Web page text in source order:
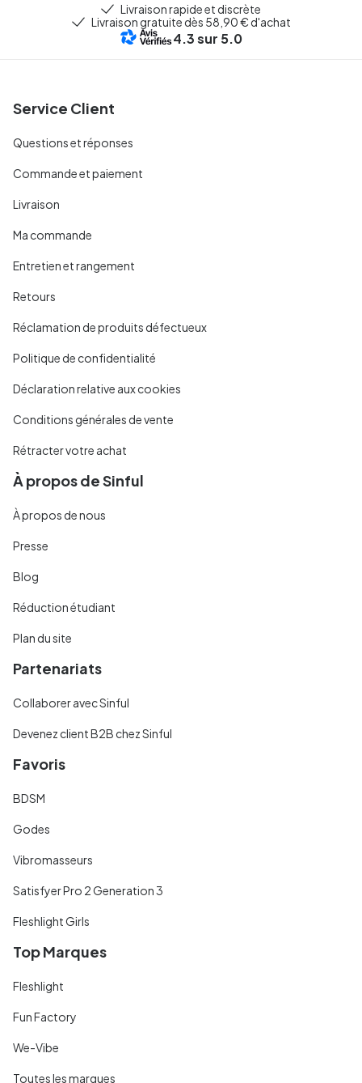
Livraison rapide et discrète
Livraison gratuite dès 58,90 € d'achat
4.3sur 5.0
Service Client
Questions et réponses
Commande et paiement
Livraison
Ma commande
Entretien et rangement
Retours
Réclamation de produits défectueux
Politique de confidentialité
Déclaration relative aux cookies
Conditions générales de vente
Rétracter votre achat
À propos de Sinful
À propos de nous
Presse
Blog
Réduction étudiant
Plan du site
Partenariats
Collaborer avec Sinful
Devenez client B2B chez Sinful
Favoris
BDSM
Godes
Vibromasseurs
Satisfyer Pro 2 Generation 3
Fleshlight Girls
Top Marques
Fleshlight
Fun Factory
We-Vibe
Toutes les marques